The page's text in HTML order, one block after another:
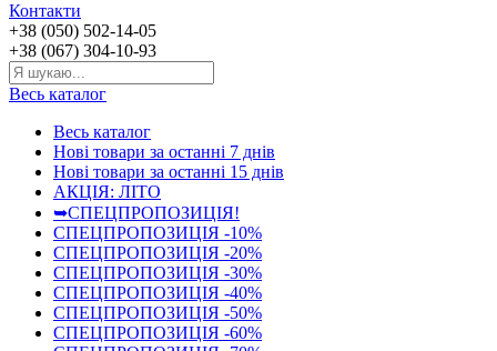
Контакти
+38 (050) 502-14-05
+38 (067) 304-10-93
Весь каталог
Весь каталог
Нові товари за останнi 7 днiв
Нові товари за останнi 15 днiв
АКЦІЯ: ЛІТО
➥СПЕЦПРОПОЗИЦІЯ!
СПЕЦПРОПОЗИЦІЯ -10%
СПЕЦПРОПОЗИЦІЯ -20%
СПЕЦПРОПОЗИЦІЯ -30%
СПЕЦПРОПОЗИЦІЯ -40%
СПЕЦПРОПОЗИЦІЯ -50%
СПЕЦПРОПОЗИЦІЯ -60%